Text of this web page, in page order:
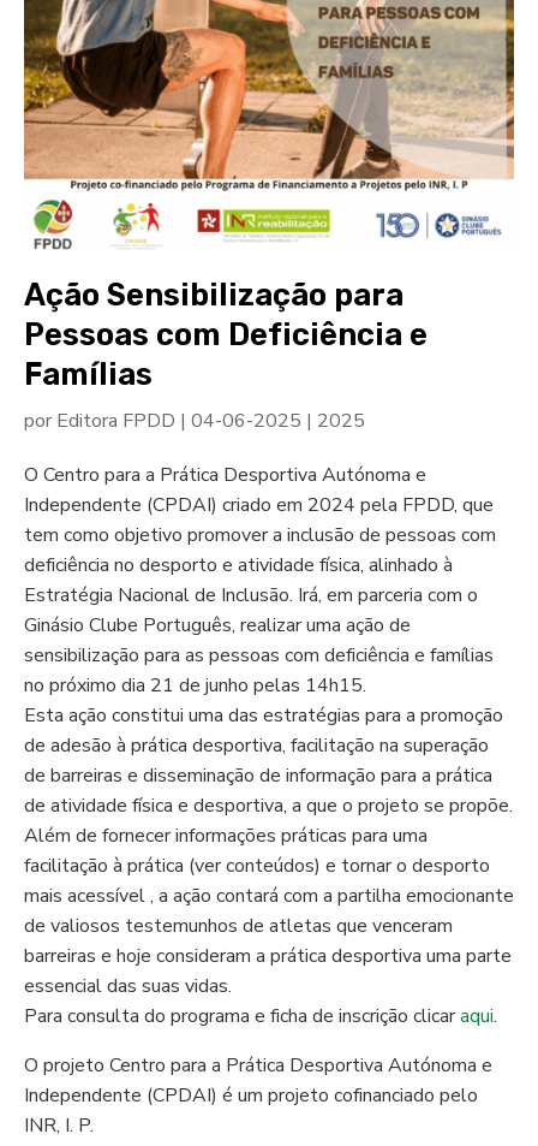
Ação Sensibilização para
Pessoas com Deficiência e
Famílias
por Editora FPDD | 04-06-2025 | 2025
O Centro para a Prática Desportiva Autónoma e
Independente (CPDAI) criado em 2024 pela FPDD, que
tem como objetivo promover a inclusão de pessoas com
deficiência no desporto e atividade física, alinhado à
Estratégia Nacional de Inclusão. Irá, em parceria com o
Ginásio Clube Português, realizar uma ação de
sensibilização para as pessoas com deficiência e famílias
no próximo dia 21 de junho pelas 14h15.
Esta ação constitui uma das estratégias para a promoção
de adesão à prática desportiva, facilitação na superação
de barreiras e disseminação de informação para a prática
de atividade física e desportiva, a que o projeto se propõe.
Além de fornecer informações práticas para uma
facilitação à prática (ver conteúdos) e tornar o desporto
mais acessível , a ação contará com a partilha emocionante
de valiosos testemunhos de atletas que venceram
barreiras e hoje consideram a prática desportiva uma parte
essencial das suas vidas.
Para consulta do programa e ficha de inscrição clicaraqui.
O projeto Centro para a Prática Desportiva Autónoma e
Independente (CPDAI) é um projeto cofinanciado pelo
INR, I. P.